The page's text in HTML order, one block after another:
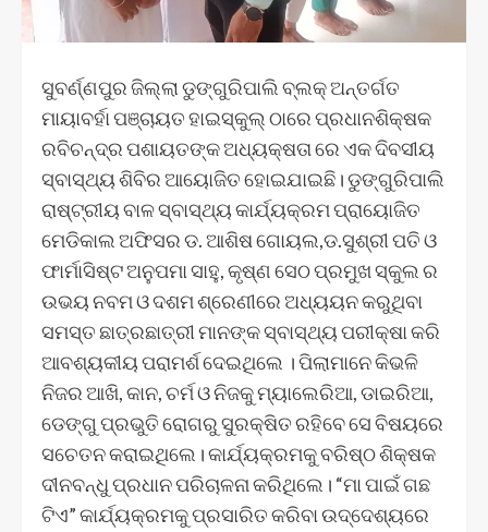
ସୁବର୍ଣ୍ଣପୁର ଜିଲ୍ଲା ଡୁଙ୍ଗୁରିପାଲି ବ୍ଲକ୍ ଅନ୍ତର୍ଗତ
ମାୟାବର୍ହା ପଞ୍ଚାୟତ ହାଇସ୍କୁଲ୍ ଠାରେ ପ୍ରଧାନଶିକ୍ଷକ
ରବିଚନ୍ଦ୍ର ପଶାୟତଙ୍କ ଅଧ୍ୟକ୍ଷତା ରେ ଏକ ଦିବସୀୟ
ସ୍ବାସ୍ଥ୍ୟ ଶିବିର ଆୟୋଜିତ ହୋଇଯାଇଛି। ଡୁଙ୍ଗୁରିପାଲି
ରାଷ୍ଟ୍ରୀୟ ବାଳ ସ୍ବାସ୍ଥ୍ୟ କାର୍ଯ୍ୟକ୍ରମ ପ୍ରାୟୋଜିତ
ମେଡିକାଲ ଅଫିସର ଡ. ଆଶିଷ ଗୋୟଲ,ଡ.ସୁଶ୍ରୀ ପତି ଓ
ଫାର୍ମାସିଷ୍ଟ ଅନୁପମା ସାହୁ, କୃଷ୍ଣ ସେଠ ପ୍ରମୁଖ ସ୍କୁଲ ର
ଉଭୟ ନବମ ଓ ଦଶମ ଶ୍ରେଣୀରେ ଅଧ୍ୟୟନ କରୁଥିବା
ସମସ୍ତ ଛାତ୍ରଛାତ୍ରୀ ମାନଙ୍କ ସ୍ବାସ୍ଥ୍ୟ ପରୀକ୍ଷା କରି
ଆବଶ୍ୟକୀୟ ପରାମର୍ଶ ଦେଇଥିଲେ । ପିଲାମାନେ କିଭଳି
ନିଜର ଆଖି, କାନ, ଚର୍ମ ଓ ନିଜକୁ ମ୍ୟାଲେରିଆ, ଡାଇରିଆ,
ଡେଙ୍ଗୁ ପ୍ରଭୁତି ରୋଗରୁ ସୁରକ୍ଷିତ ରହିବେ ସେ ବିଷୟରେ
ସଚେତନ କରାଇଥିଲେ। କାର୍ଯ୍ୟକ୍ରମକୁ ବରିଷ୍ଠ ଶିକ୍ଷକ
ଦୀନବନ୍ଧୁ ପ୍ରଧାନ ପରିଚାଳନା କରିଥିଲେ। “ମା ପାଇଁ ଗଛ
ଟିଏ” କାର୍ଯ୍ୟକ୍ରମକୁ ପ୍ରସାରିତ କରିବା ଉଦ୍ଦେଶ୍ୟରେ